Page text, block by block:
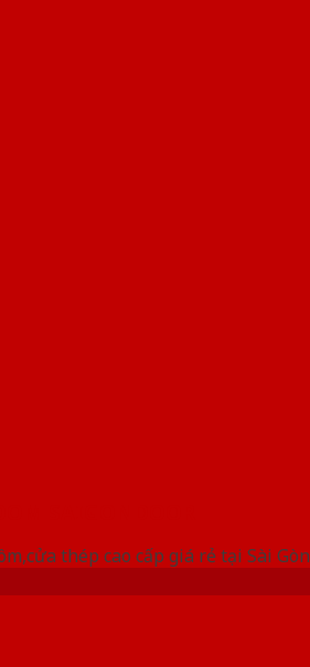
thép cao cấp giá rẻ tại Sài Gòn